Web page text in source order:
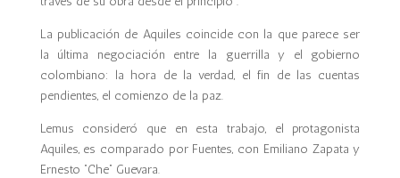
La publicación de Aquiles coincide con la que parece ser
la última negociación entre la guerrilla y el gobierno
colombiano: la hora de la verdad, el fin de las cuentas
pendientes, el comienzo de la paz.
Lemus consideró que en esta trabajo, el protagonista
Aquiles, es comparado por Fuentes, con Emiliano Zapata y
Ernesto “Che” Guevara.